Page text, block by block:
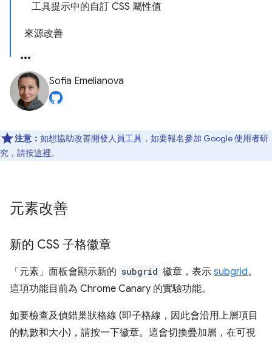
工具提示中的自訂 CSS 屬性值
來源改善
Sofia Emelianova
注意： 如想協助改善開發人員工具，如要報名參加 Google 使用者研
究，請按這裡。
元素改善
新的 CSS 子格徽章
「元素」 面板會顯示新的 subgrid 徽章，表示 subgrid。
這項功能目前為 Chrome Canary 的實驗功能。
如要檢查及偵錯巢狀格線 (即子格線，因此會沿用上層項目
的軌數和大小)，請按一下徽章。這會切換疊加層，在可視